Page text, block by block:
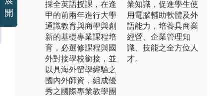
採全英語授課，在逢
甲的前兩年進行大學
通識教育與商學與創
新的基礎專業課程培
育，必選修課程與國
外對接學校銜接，並
以具海外留學經驗之
國內外師資，組成優
秀之國際專業教學團
業知識，促進學生使
用電腦輔助軟體及外
語能力，培養具商業
經營、企業管理知
識、技能之全方位人
才。
開